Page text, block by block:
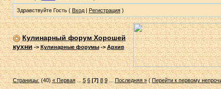
Здравствуйте Гость ( Вход| Регистрация)
Кулинарный форум Хорошей
кухни->Кулинарные форумы->Архив
Страницы:(40)« Первая...5 6 [7] 8 9...Последняя »(Перейти к первому